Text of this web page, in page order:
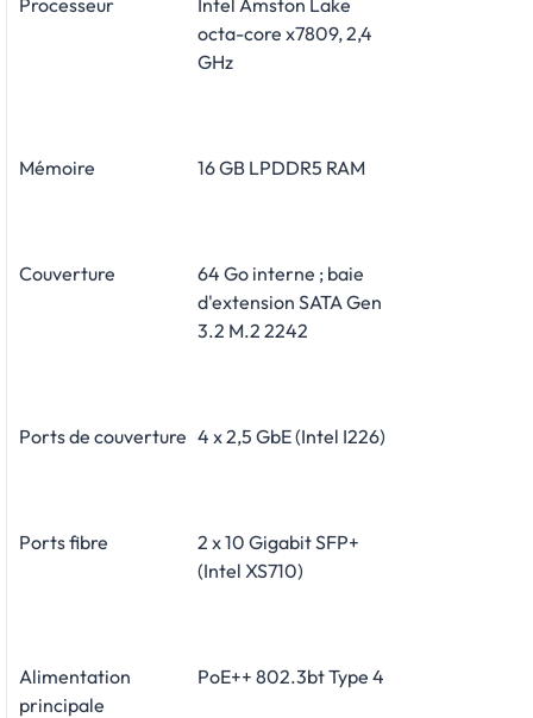
octa-core x7809, 2,4
GHz
Mémoire 16 GB LPDDR5 RAM
Couverture
64 Go interne ; baie
d'extension SATA Gen
3.2 M.2 2242
Ports de couverture 4 x 2,5 GbE (Intel I226)
Ports fibre
2 x 10 Gigabit SFP+
(Intel XS710)
Alimentation
principale
PoE++ 802.3bt Type 4